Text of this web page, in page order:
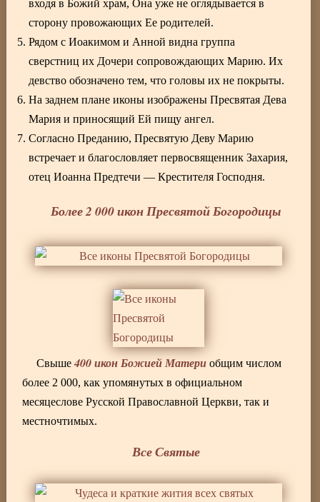
входя в Божий храм, Она уже не оглядывается в
сторону провожающих Ее родителей.
Рядом с Иоакимом и Анной видна группа
сверстниц их Дочери сопровождающих Марию. Их
девство обозначено тем, что головы их не покрыты.
На заднем плане иконы изображены Пресвятая Дева
Мария и приносящий Ей пищу ангел.
Согласно Преданию, Пресвятую Деву Марию
встречает и благословляет первосвященник Захария,
отец Иоанна Предтечи — Крестителя Господня.
Более 2 000 икон Пресвятой Богородицы
Свыше400 икон Божией Матери общим числом
более 2 000, как упомянутых в официальном
месяцеслове Русской Православной Церкви, так и
местночтимых.
Все Святые